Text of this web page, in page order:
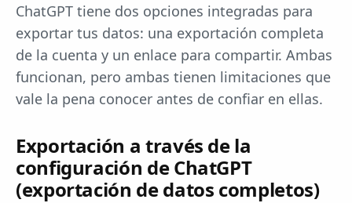
ChatGPT tiene dos opciones integradas para
exportar tus datos: una exportación completa
de la cuenta y un enlace para compartir. Ambas
funcionan, pero ambas tienen limitaciones que
vale la pena conocer antes de confiar en ellas.
Exportación a través de la
configuración de ChatGPT
(exportación de datos completos)